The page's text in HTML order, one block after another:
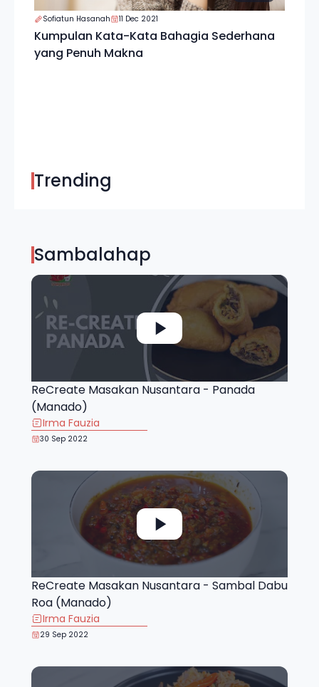
Sofiatun Hasanah 11 Dec 2021
Kumpulan Kata-Kata Bahagia Sederhana
yang Penuh Makna
Trending
Sambalahap
ReCreate Masakan Nusantara - Panada
(Manado)
Irma Fauzia
30 Sep 2022
ReCreate Masakan Nusantara - Sambal Dabu
Roa (Manado)
Irma Fauzia
29 Sep 2022